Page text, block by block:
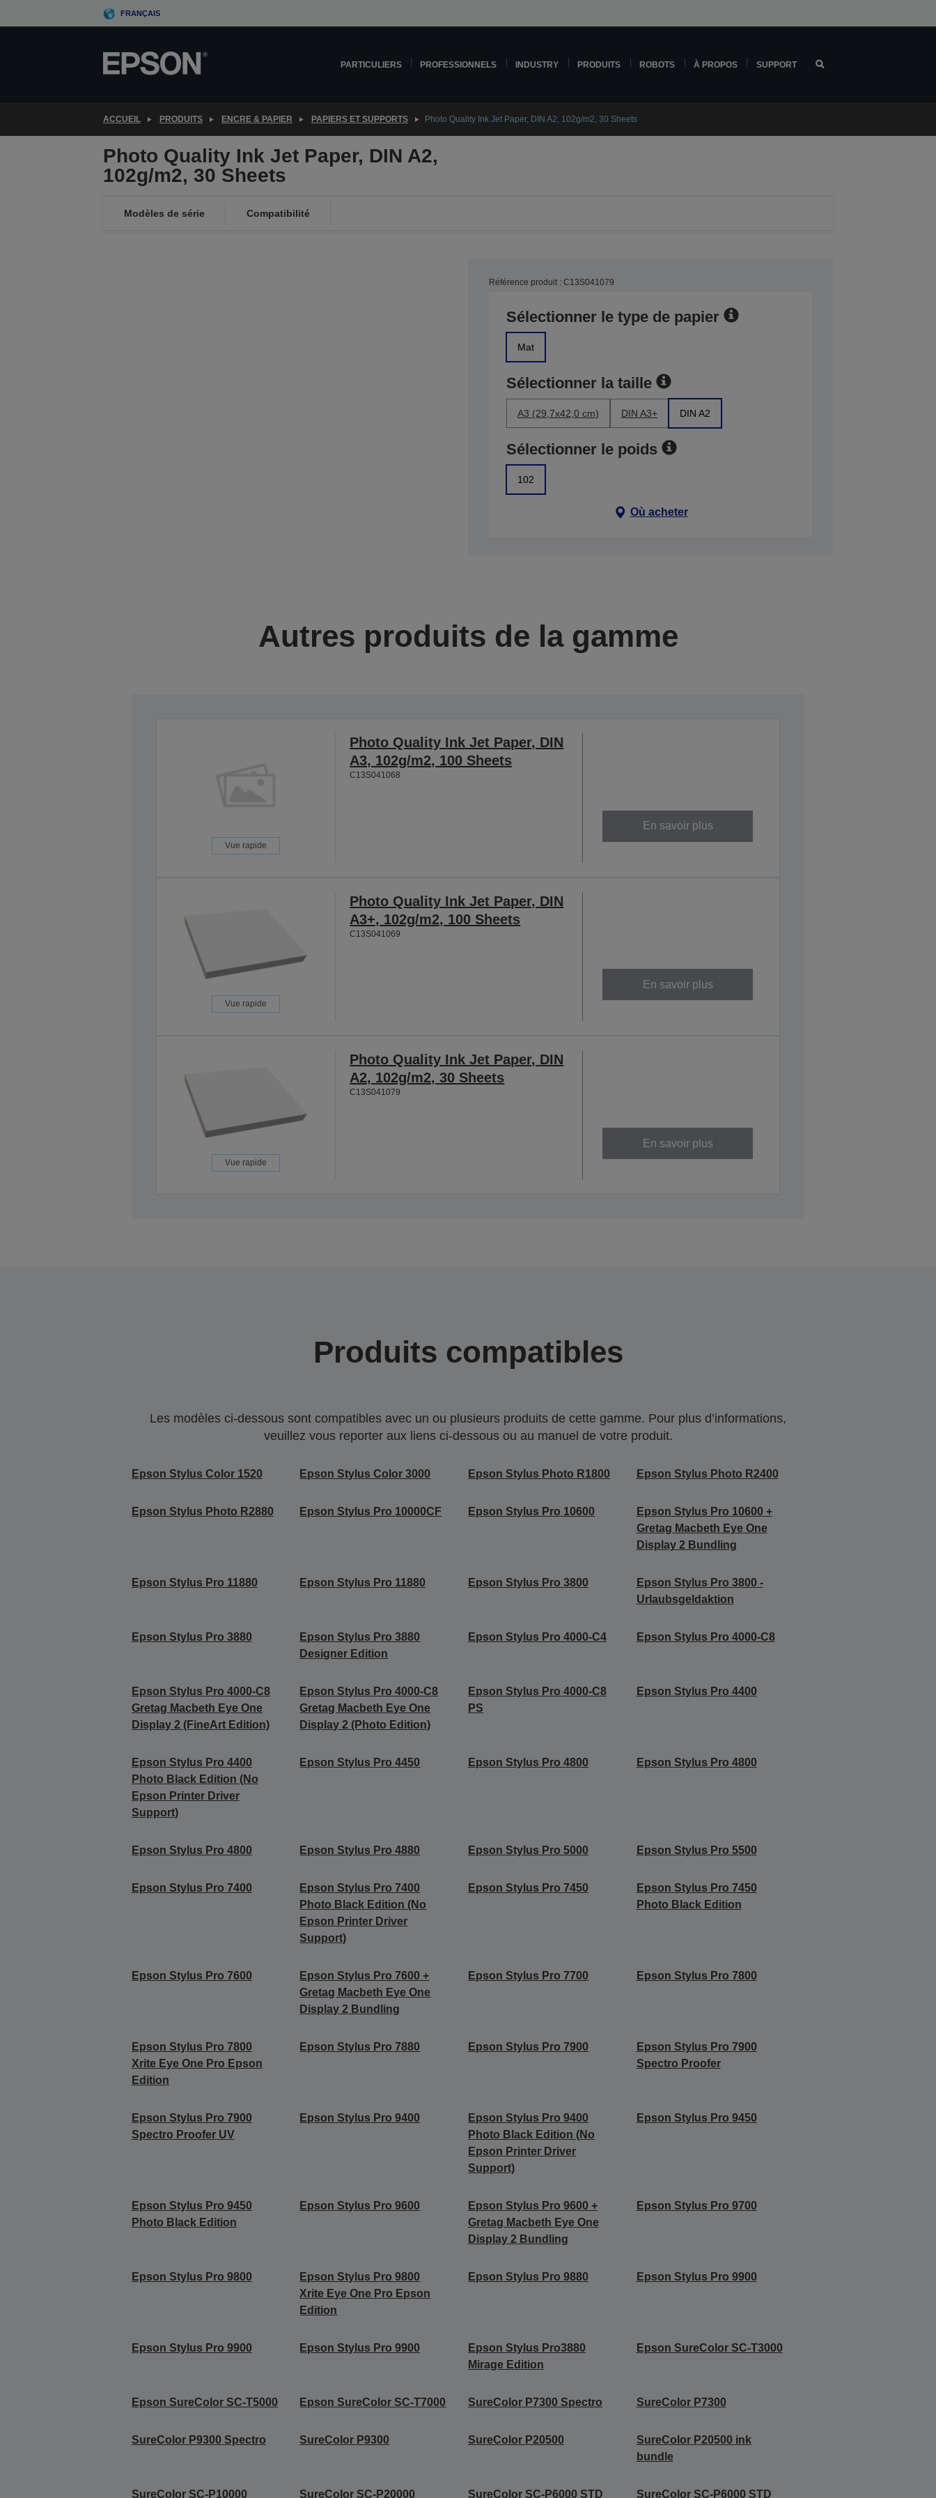
to
FRANÇAIS
PARTICULIERS PROFESSIONNELS INDUSTRY PRODUITS ROBOTS À PROPOS SUPPORT
ACCUEIL PRODUITS ENCRE & PAPIER PAPIERS ET SUPPORTS Photo Quality Ink Jet Paper, DIN A2, 102g/m2, 30 Sheets
Photo Quality Ink Jet Paper, DIN A2,
102g/m2, 30 Sheets
Modèles de série Compatibilité
Référence produit : C13S041079
Sélectionner le type de papier
Mat
Sélectionner la taille
A3 (29,7x42,0 cm) DIN A3+ DIN A2
Sélectionner le poids
102
Où acheter
Autres produits de la gamme
Vue rapide
Photo Quality Ink Jet Paper, DIN
A3, 102g/m2, 100 Sheets
C13S041068
En savoir plus
Vue rapide
Photo Quality Ink Jet Paper, DIN
A3+, 102g/m2, 100 Sheets
C13S041069
En savoir plus
Vue rapide
Photo Quality Ink Jet Paper, DIN
A2, 102g/m2, 30 Sheets
C13S041079
En savoir plus
Produits compatibles
Les modèles ci-dessous sont compatibles avec un ou plusieurs produits de cette gamme. Pour plus d’informations,
veuillez vous reporter aux liens ci-dessous ou au manuel de votre produit.
Epson Stylus Color 1520 Epson Stylus Color 3000 Epson Stylus Photo R1800 Epson Stylus Photo R2400
Epson Stylus Photo R2880 Epson Stylus Pro 10000CF Epson Stylus Pro 10600
Epson Stylus Pro 10600 +
Gretag Macbeth Eye One
Display 2 Bundling
Epson Stylus Pro 11880 Epson Stylus Pro 11880 Epson Stylus Pro 3800
Epson Stylus Pro 3800 -
Urlaubsgeldaktion
Epson Stylus Pro 3880
Epson Stylus Pro 3880
Designer Edition
Epson Stylus Pro 4000-C4 Epson Stylus Pro 4000-C8
Epson Stylus Pro 4000-C8
Gretag Macbeth Eye One
Display 2 (FineArt Edition)
Epson Stylus Pro 4000-C8
Gretag Macbeth Eye One
Display 2 (Photo Edition)
Epson Stylus Pro 4000-C8
PS
Epson Stylus Pro 4400
Epson Stylus Pro 4400
Photo Black Edition (No
Epson Printer Driver
Support)
Epson Stylus Pro 4450 Epson Stylus Pro 4800 Epson Stylus Pro 4800
Epson Stylus Pro 4800 Epson Stylus Pro 4880 Epson Stylus Pro 5000 Epson Stylus Pro 5500
Epson Stylus Pro 7400
Epson Stylus Pro 7400
Photo Black Edition (No
Epson Printer Driver
Support)
Epson Stylus Pro 7450
Epson Stylus Pro 7450
Photo Black Edition
Epson Stylus Pro 7600
Epson Stylus Pro 7600 +
Gretag Macbeth Eye One
Display 2 Bundling
Epson Stylus Pro 7700 Epson Stylus Pro 7800
Epson Stylus Pro 7800
Xrite Eye One Pro Epson
Edition
Epson Stylus Pro 7880 Epson Stylus Pro 7900
Epson Stylus Pro 7900
Spectro Proofer
Epson Stylus Pro 7900
Spectro Proofer UV
Epson Stylus Pro 9400
Epson Stylus Pro 9400
Photo Black Edition (No
Epson Printer Driver
Support)
Epson Stylus Pro 9450
Epson Stylus Pro 9450
Photo Black Edition
Epson Stylus Pro 9600
Epson Stylus Pro 9600 +
Gretag Macbeth Eye One
Display 2 Bundling
Epson Stylus Pro 9700
Epson Stylus Pro 9800
Epson Stylus Pro 9800
Xrite Eye One Pro Epson
Edition
Epson Stylus Pro 9880 Epson Stylus Pro 9900
Epson Stylus Pro 9900 Epson Stylus Pro 9900
Epson Stylus Pro3880
Mirage Edition
Epson SureColor SC-T3000
Epson SureColor SC-T5000 Epson SureColor SC-T7000 SureColor P7300 Spectro SureColor P7300
SureColor P9300 Spectro SureColor P9300 SureColor P20500
SureColor P20500 ink
bundle
SureColor SC-P10000 SureColor SC-P20000 SureColor SC-P6000 STD SureColor SC-P6000 STD